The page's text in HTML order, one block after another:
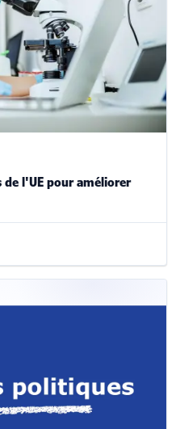
l'UE pour améliorer